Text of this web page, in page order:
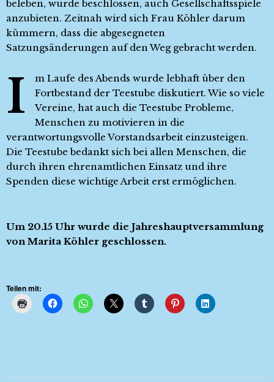
beleben, wurde beschlossen, auch Gesellschaftsspiele
anzubieten. Zeitnah wird sich Frau Köhler darum
kümmern, dass die abgesegneten
Satzungsänderungen auf den Weg gebracht werden.
I
m Laufe des Abends wurde lebhaft über den
Fortbestand der Teestube diskutiert. Wie so viele
Vereine, hat auch die Teestube Probleme,
Menschen zu motivieren in die
verantwortungsvolle Vorstandsarbeit einzusteigen.
Die Teestube bedankt sich bei allen Menschen, die
durch ihren ehrenamtlichen Einsatz und ihre
Spenden diese wichtige Arbeit erst ermöglichen.
Um 20.15 Uhr wurde die Jahreshauptversammlung
von Marita Köhler geschlossen.
Teilen mit: